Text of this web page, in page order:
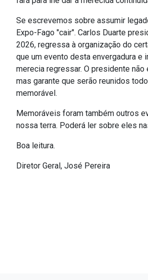
Se escrevemos sobre assumir
Expo-Fago "cair". Carlos Duarte
2026, regressa à organização do
que um evento desta envergadura e
merecia regressar. O presidente
mas garante que serão reunidos
memorável.
Memoráveis foram também outros
nossa terra. Poderá ler sobre eles
Boa leitura.
Diretor Geral, José Pereira